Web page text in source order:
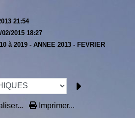
21:54
02/2015 18:27
à 2019 - ANNEE 2013 - FEVRIER
Imprimer...